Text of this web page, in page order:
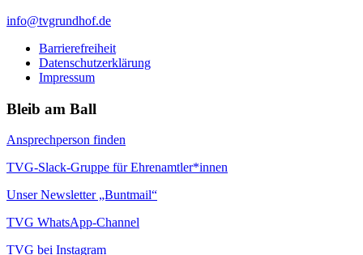
info@tvgrundhof.de
Barrierefreiheit
Datenschutzerklärung
Impressum
Bleib am Ball
Ansprechperson finden
TVG-Slack-Gruppe für Ehrenamtler*innen
Unser Newsletter „Buntmail“
TVG WhatsApp-Channel
TVG bei Instagram